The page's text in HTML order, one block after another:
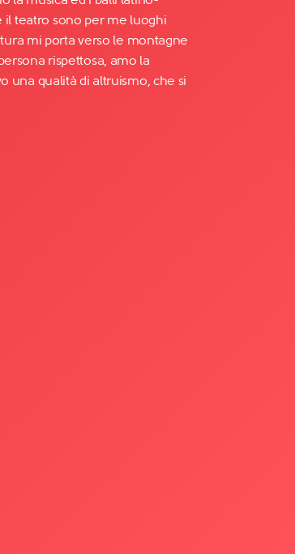
il teatro sono per me luoghi
mi porta verso le montagne
rispettosa, amo la
una qualità di altruismo, che si